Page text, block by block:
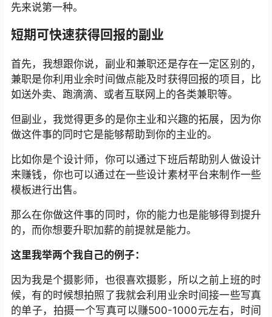
先来说第一种。
短期可快速获得回报的副业
首先，我想跟你说，副业和兼职还是存在一定区别的，
兼职是你利用业余时间做点能及时获得回报的项目，比
如送外卖、跑滴滴、或者互联网上的各类兼职等。
但副业，我觉得更多的是你主业和兴趣的拓展，因为你
做这件事的同时它是能够帮助到你的主业的。
比如你是个设计师，你可以通过下班后帮助别人做设计
来赚钱，你也可以通过在一些设计素材平台来制作一些
模板进行出售。
那么在你做这件事的同时，你的能力也是能够得到提升
的，而你想要升职加薪的前提就是能力。
这里我举两个我自己的例子：
因为我是个摄影师，也很喜欢摄影，所以之前上班的时
候，有的时候想拍照了我就会利用业余时间接一些写真
的单子，拍摄一个写真可以赚500-1000元左右，时间